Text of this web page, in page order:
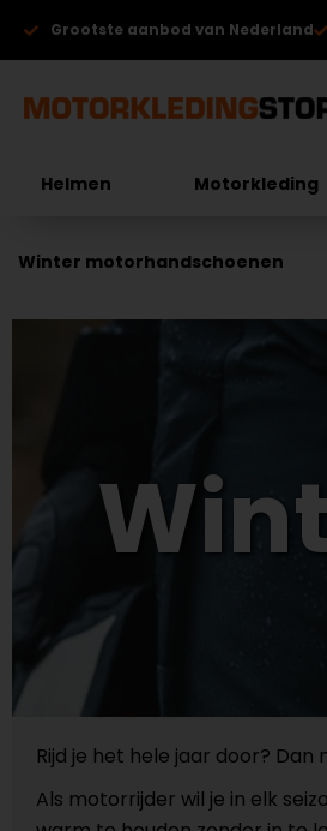
Grootste aanbod van Nederland
Helmen Motorkleding
Winter motorhandschoenen
Rijd je het hele jaar door?
Als motorrijder wil je in elk